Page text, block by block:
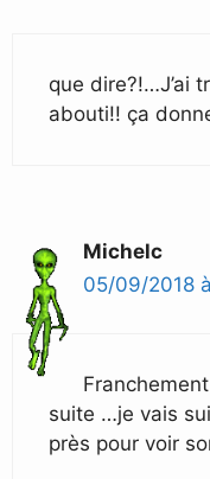
que dire?!…J’ai
abouti!! ça
Michelc
05/09/2018
suite …je vais
près pour voir